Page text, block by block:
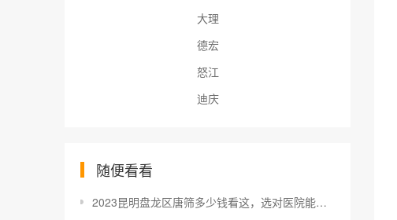
大理
德宏
怒江
迪庆
随便看看
2023昆明盘龙区唐筛多少钱看这，选对医院能享受免费检查